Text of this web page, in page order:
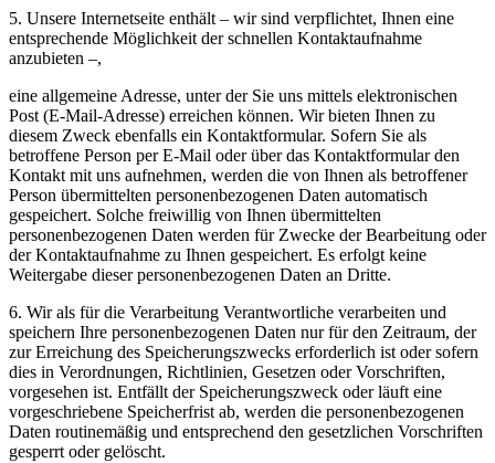
5. Unsere Internetseite enthält – wir sind verpflichtet, Ihnen eine
entsprechende Möglichkeit der schnellen Kontaktaufnahme
anzubieten –,
eine allgemeine Adresse, unter der Sie uns mittels elektronischen
Post (E-Mail-Adresse) erreichen können. Wir bieten Ihnen zu
diesem Zweck ebenfalls ein Kontaktformular. Sofern Sie als
betroffene Person per E-Mail oder über das Kontaktformular den
Kontakt mit uns aufnehmen, werden die von Ihnen als betroffener
Person übermittelten personenbezogenen Daten automatisch
gespeichert. Solche freiwillig von Ihnen übermittelten
personenbezogenen Daten werden für Zwecke der Bearbeitung oder
der Kontaktaufnahme zu Ihnen gespeichert. Es erfolgt keine
Weitergabe dieser personenbezogenen Daten an Dritte.
6. Wir als für die Verarbeitung Verantwortliche verarbeiten und
speichern Ihre personenbezogenen Daten nur für den Zeitraum, der
zur Erreichung des Speicherungszwecks erforderlich ist oder sofern
dies in Verordnungen, Richtlinien, Gesetzen oder Vorschriften,
vorgesehen ist. Entfällt der Speicherungszweck oder läuft eine
vorgeschriebene Speicherfrist ab, werden die personenbezogenen
Daten routinemäßig und entsprechend den gesetzlichen Vorschriften
gesperrt oder gelöscht.